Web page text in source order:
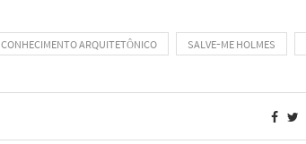
CONHECIMENTO ARQUITETÔNICO SALVE-ME HOLMES